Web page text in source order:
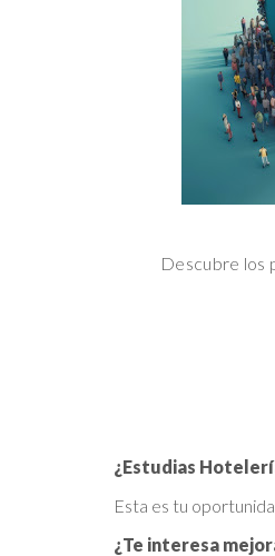
Descubre los
¿Estudias
Esta es tu
¿Te interesa